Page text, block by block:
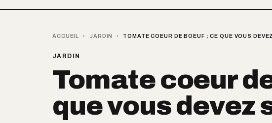
ACCUEIL › JARDIN › TOMATE COEUR DE BOEUF : CE QUE VOUS
JARDIN
Tomate coeur
que vous devez